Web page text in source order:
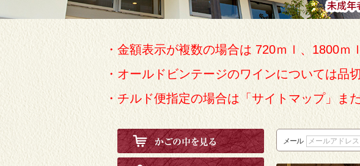
・金額表示が複数の場合は 720ｍｌ、1800ｍ
・オールドビンテージのワインについては品
・チルド便指定の場合は「サイトマップ」ま
メール